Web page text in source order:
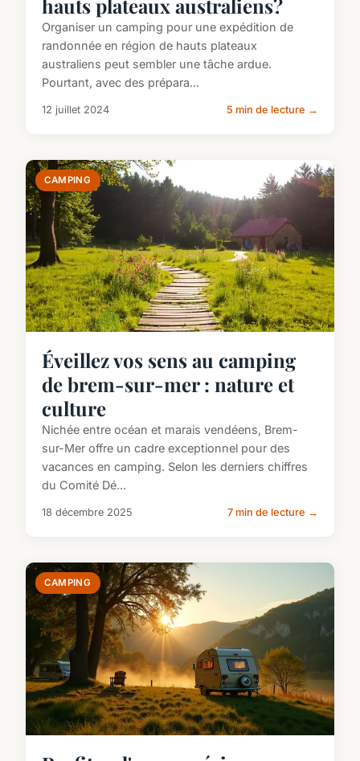
hauts plateaux australiens?
Organiser un camping pour une expédition de
randonnée en région de hauts plateaux
australiens peut sembler une tâche ardue.
Pourtant, avec des prépara...
12 juillet 2024 5 min de lecture →
CAMPING
Éveillez vos sens au camping
de brem-sur-mer : nature et
culture
Nichée entre océan et marais vendéens, Brem-
sur-Mer offre un cadre exceptionnel pour des
vacances en camping. Selon les derniers chiffres
du Comité Dé...
18 décembre 2025 7 min de lecture →
CAMPING